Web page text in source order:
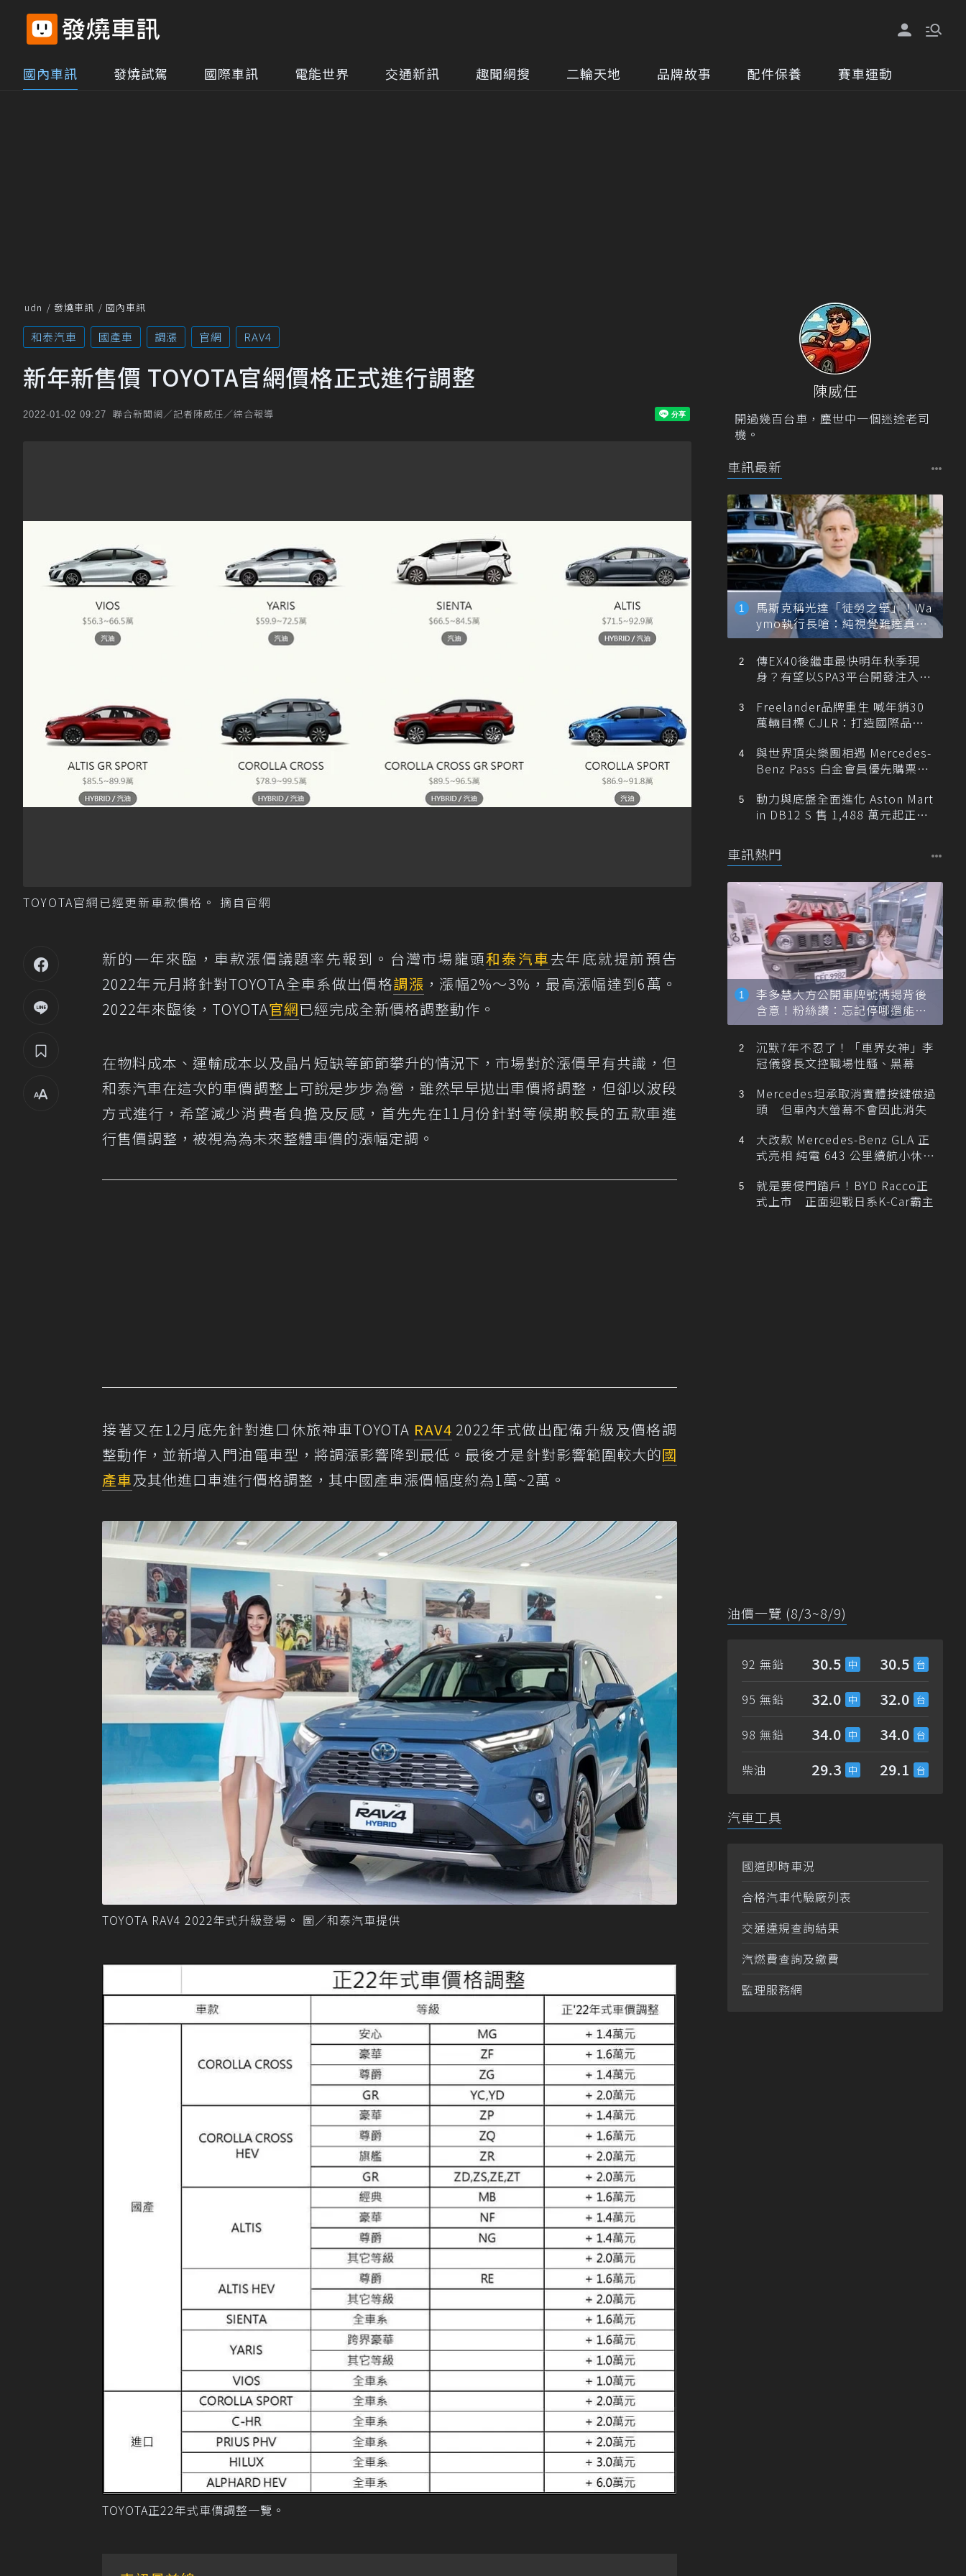
國內車訊 發燒試駕 國際車訊 電能世界 交通新訊 趣聞網搜 二輪天地 品牌故事 配件保養 賽車運動
udn 發燒車訊 國內車訊
和泰汽車 國產車 調漲 官網 RAV4
新年新售價 TOYOTA官網價格正式進行調整
2022-01-02 09:27 聯合新聞網／記者陳威任／綜合報導
TOYOTA官網已經更新車款價格。 摘自官網
新的一年來臨，車款漲價議題率先報到。台灣市場龍頭和泰汽車去年底就提前預告
2022年元月將針對TOYOTA全車系做出價格調漲 ，漲幅2%～3%，最高漲幅達到6萬。
2022年來臨後，TOYOTA官網已經完成全新價格調整動作。
在物料成本、運輸成本以及晶片短缺等節節攀升的情況下，市場對於漲價早有共識，但
和泰汽車在這次的車價調整上可說是步步為營，雖然早早拋出車價將調整，但卻以波段
方式進行，希望減少消費者負擔及反感，首先先在11月份針對等候期較長的五款車進
行售價調整，被視為為未來整體車價的漲幅定調。
接著又在12月底先針對進口休旅神車TOYOTA RAV4 2022年式做出配備升級及價格調
整動作，並新增入門油電車型，將調漲影響降到最低。最後才是針對影響範圍較大的國
產車及其他進口車進行價格調整，其中國產車漲價幅度約為1萬~2萬。
TOYOTA RAV4 2022年式升級登場。 圖／和泰汽車提供
TOYOTA正22年式車價調整一覽。
陳威任
開過幾百台車，塵世中一個迷途老司
機。
車訊最新
馬斯克稱光達「徒勞之舉」！Wa
ymo執行長嗆：純視覺難達真正
自動駕駛
傳EX40後繼車最快明年秋季現
身？有望以SPA3平台開發注入80
Freelander品牌重生 喊年銷30
萬輛目標 CJLR：打造國際品牌
與世界頂尖樂團相遇 Mercedes-
Benz Pass 白金會員優先購票維
動力與底盤全面進化 Aston Mart
in DB12 S 售 1,488 萬元起正式
車訊熱門
李多慧大方公開車牌號碼揭背後
含意！粉絲讚：忘記停哪還能幫
忙找車
沉默7年不忍了！「車界女神」李
冠儀發長文控職場性騷、黑幕
Mercedes坦承取消實體按鍵做過
頭 但車內大螢幕不會因此消失
大改款 Mercedes-Benz GLA 正
式亮相 純電 643 公里續航小休
就是要侵門踏戶！BYD Racco正
式上市 正面迎戰日系K-Car霸主
油價一覽 (8/3~8/9)
92 無鉛 30.5 30.5
95 無鉛 32.0 32.0
98 無鉛 34.0 34.0
柴油 29.3 29.1
汽車工具
國道即時車況
合格汽車代驗廠列表
交通違規查詢結果
汽燃費查詢及繳費
監理服務網